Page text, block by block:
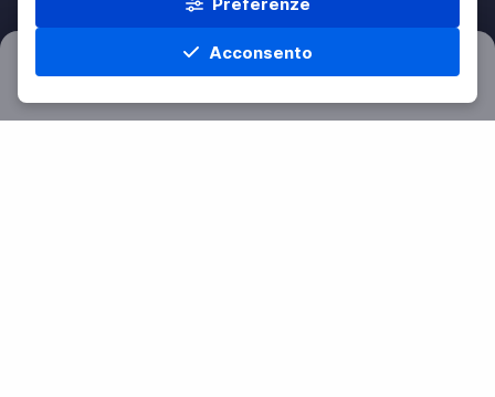
Acconsento
Home Materie Cerca Menu
Filtri Azzera